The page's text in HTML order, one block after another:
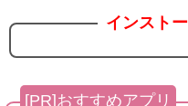
インスト